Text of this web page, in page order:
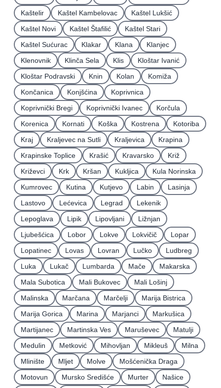
Kaštelir
Kaštel Kambelovac
Kaštel Lukšić
Kaštel Novi
Kaštel Štafilić
Kaštel Stari
Kaštel Sućurac
Klakar Klana
Klanjec
Klenovnik
Klinča Sela Klis
Kloštar Ivanić
Kloštar Podravski
Knin Kolan
Komiža
Končanica
Konjšćina
Koprivnica
Koprivnički Bregi
Koprivnički Ivanec
Korčula
Korenica
Kornati Koška Kostrena
Kotoriba
Kraj
Kraljevec na Sutli Kraljevica
Krapina
Krapinske Toplice
Krašić Kravarsko
Križ
Križevci
Krk Kršan Kukljica
Kula Norinska
Kumrovec
Kutina Kutjevo Labin
Lasinja
Lastovo
Lećevica Legrad
Lekenik
Lepoglava
Lipik Lipovljani
Ližnjan
Ljubešćica
Lobor Lokve Lokvičič
Lopar
Lopatinec
Lovas Lovran Lučko
Ludbreg
Luka
Lukač Lumbarda Mače
Makarska
Mala Subotica
Mali Bukovec
Mali Lošinj
Malinska
Marčana Marčelji
Marija Bistrica
Marija Gorica
Marina Marjanci
Markušica
Martijanec
Martinska Ves Maruševec
Matulji
Medulin
Metković Mihovljan Mikleuš
Milna
Mlinište
Mljet Molve
Mošćenička Draga
Motovun
Mursko Središće Murter
Našice